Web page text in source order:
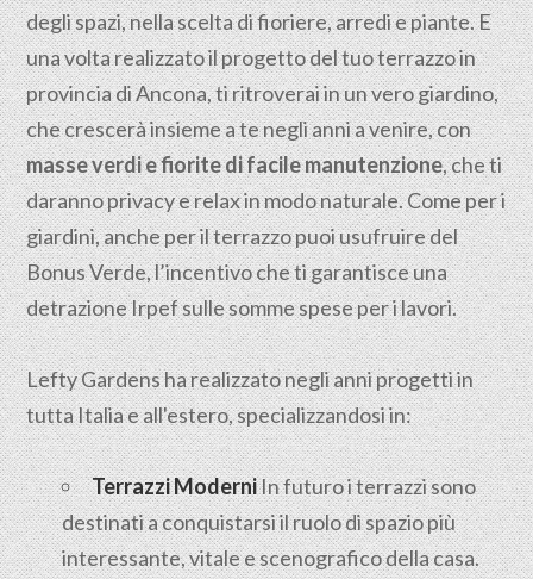
degli spazi, nella scelta di fioriere, arredi e piante. E
una volta realizzato il progetto del tuo terrazzo in
provincia di Ancona, ti ritroverai in un vero giardino,
che crescerà insieme a te negli anni a venire, con
masse verdi e fiorite di facile manutenzione, che ti
daranno privacy e relax in modo naturale. Come per i
giardini, anche per il terrazzo puoi usufruire del
Bonus Verde, l’incentivo che ti garantisce una
detrazione Irpef sulle somme spese per i lavori.
Lefty Gardens ha realizzato negli anni progetti in
tutta Italia e all'estero, specializzandosi in:
Terrazzi ModerniIn futuro i terrazzi sono
destinati a conquistarsi il ruolo di spazio più
interessante, vitale e scenografico della casa.